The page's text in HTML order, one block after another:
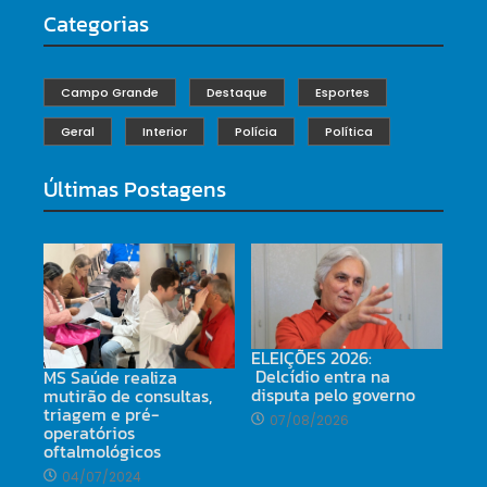
Categorias
Campo Grande Destaque Esportes
Geral Interior Polícia Política
Últimas Postagens
MS Saúde realiza
mutirão de consultas,
triagem e pré-
operatórios
oftalmológicos
04/07/2024
ELEIÇÕES 2026:
Delcídio entra na
disputa pelo governo
07/08/2026